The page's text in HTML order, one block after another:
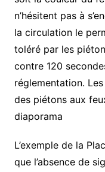
n’hésitent pas à
la circulation le
toléré par les
contre 120
réglementation.
des piétons aux
diaporama
L’exemple de la
que l’absence de